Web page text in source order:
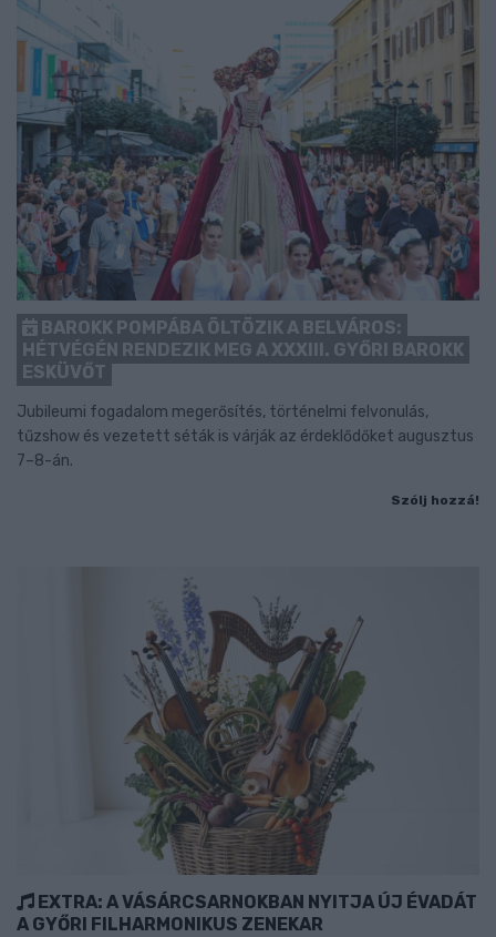
BAROKK POMPÁBA ÖLTÖZIK A BELVÁROS:
HÉTVÉGÉN RENDEZIK MEG A XXXIII. GYŐRI BAROKK
ESKÜVŐT
Jubileumi fogadalom megerősítés, történelmi felvonulás,
tűzshow és vezetett séták is várják az érdeklődőket augusztus
7–8-án.
Szólj hozzá!
EXTRA: A VÁSÁRCSARNOKBAN NYITJA ÚJ ÉVADÁT
A GYŐRI FILHARMONIKUS ZENEKAR